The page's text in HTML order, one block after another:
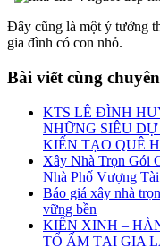
Đây cũng là một ý tưởng
gia đình có con nhỏ.
Bài viết cùng
KTS LÊ ĐÌNH
NHỮNG SIÊU
KIẾN TẠO QUÊ
Xây Nhà Trọn Gói
Nhà Phố Vượng Tài
Báo giá xây nhà
vững bền
KIẾN XINH –
TỔ ẤM TẠI GIA